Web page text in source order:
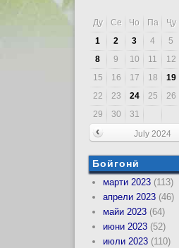
Ду Се Чо Па Ҷу
1
2 3 4 5
8
9 10 11 12
15
16 17 18 19
22
23 24 25 26
29
30
31
July 2024
Бойгонӣ
марти 2023(113)
апрели 2023(46)
майи 2023(64)
июни 2023(52)
июли 2023(110)